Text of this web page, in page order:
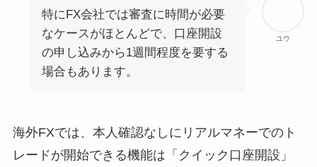
ユウ
特にFX会社では審査に時間が必要
なケースがほとんどで、口座開設
の申し込みから1週間程度を要する
場合もあります。
海外FXでは、本人確認なしにリアルマネーでのト
レードが開始できる機能は「クイック口座開設」